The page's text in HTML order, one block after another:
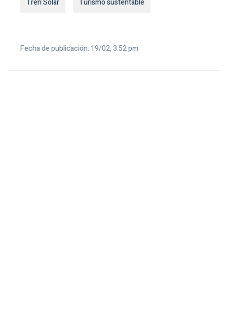
Tren Solar Turismo sustentable
Fecha de publicación: 19/02, 3:52 pm